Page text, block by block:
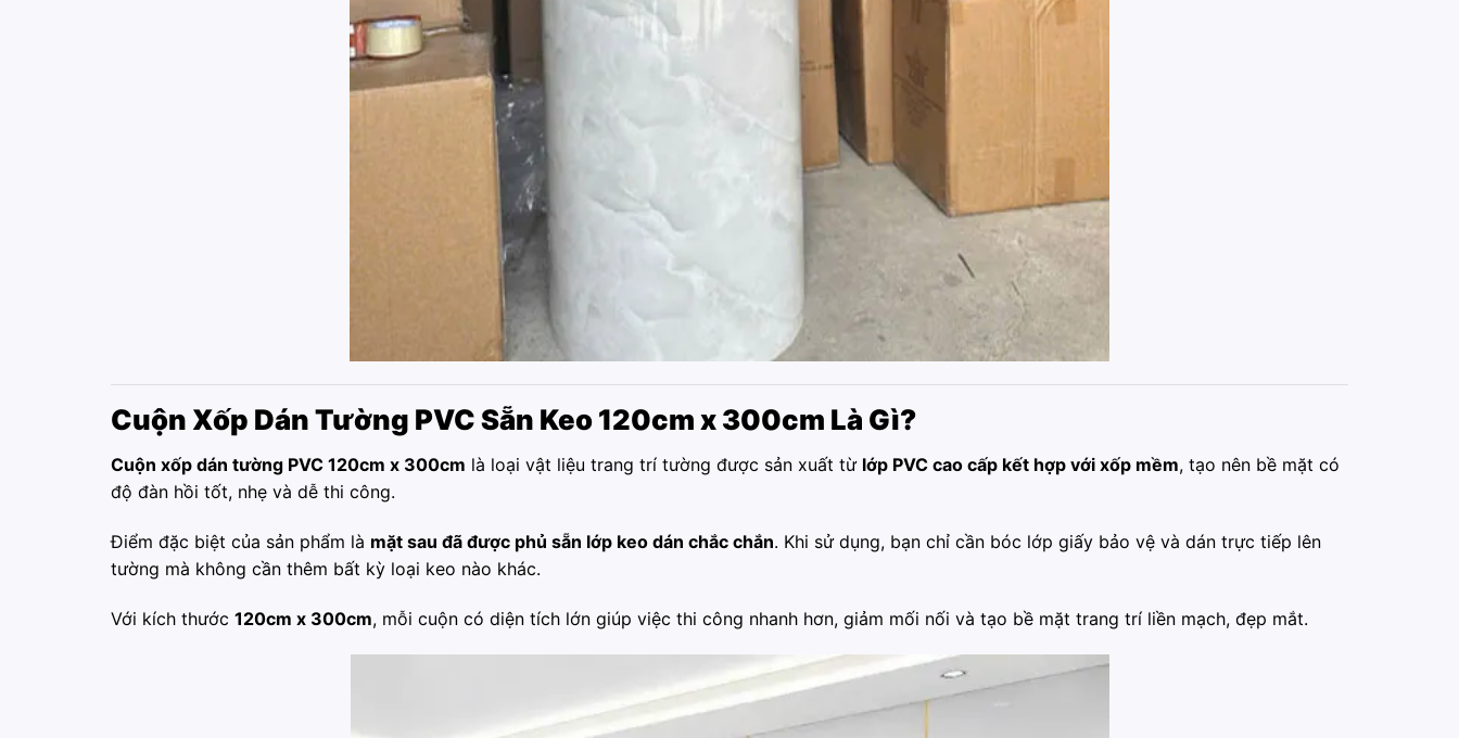
Cuộn Xốp Dán Tường PVC Sẵn Keo 120cm x 300cm Là Gì?
Cuộn xốp dán tường PVC 120cm x 300cm là loại vật liệu trang trí tường được sản xuất từ lớp PVC cao cấp kết hợp với xốp mềm, tạo nên bề mặt có
độ đàn hồi tốt, nhẹ và dễ thi công.
Điểm đặc biệt của sản phẩm là mặt sau đã được phủ sẵn lớp keo dán chắc chắn. Khi sử dụng, bạn chỉ cần bóc lớp giấy bảo vệ và dán trực tiếp lên
tường mà không cần thêm bất kỳ loại keo nào khác.
Với kích thước 120cm x 300cm, mỗi cuộn có diện tích lớn giúp việc thi công nhanh hơn, giảm mối nối và tạo bề mặt trang trí liền mạch, đẹp mắt.